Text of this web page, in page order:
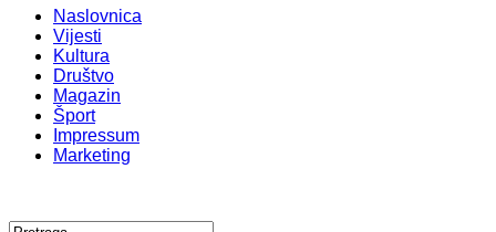
Naslovnica
Vijesti
Kultura
Društvo
Magazin
Šport
Impressum
Marketing